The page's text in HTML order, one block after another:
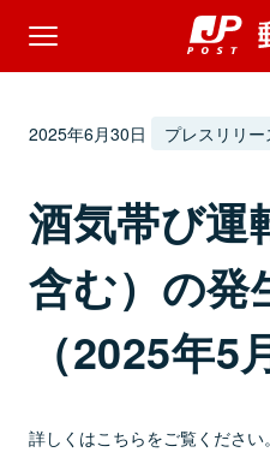
2025年6月30日 プレスリリー
酒気帯び運
含む）の発
（2025年5
詳しくはこちらをご覧ください。